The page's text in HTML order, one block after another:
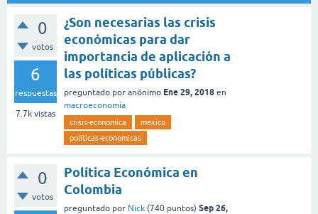
0
votos
6
respuestas
7.7k vistas
¿Son necesarias las crisis
económicas para dar
importancia de aplicación a
las políticas públicas?
preguntado por anónimo Ene 29, 2018 en
macroeconomía
crisis-economica
mexico
politicas-economicas
0
votos
Política Económica en
Colombia
preguntado por Nick (740 puntos) Sep 26,